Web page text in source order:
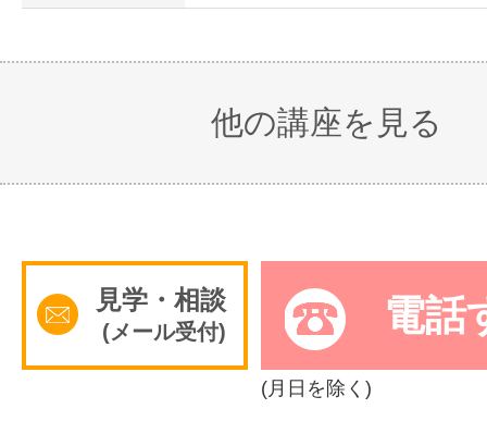
他の講座を見る
見学・相談
(メール受付) 電話
(月日を除く)